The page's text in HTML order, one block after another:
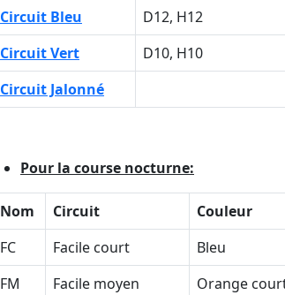
Circuit Bleu
D12, H12
Circuit Vert
D10, H10
Circuit Jalonné
Pour la course nocturne:
Nom Circuit Couleur
FC
Facile court Bleu
FM
Facile moyen Orange